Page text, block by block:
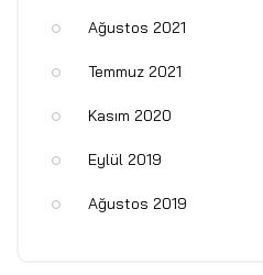
Ağustos 2021
Temmuz 2021
Kasım 2020
Eylül 2019
Ağustos 2019